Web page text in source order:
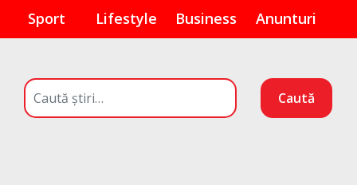
Sport Lifestyle Business Anunturi
Caută